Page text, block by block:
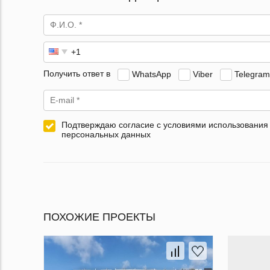
Получить ответ в WhatsApp Viber Telegram
Подтверждаю согласие с условиями использования
персональных данных
ПОХОЖИЕ ПРОЕКТЫ